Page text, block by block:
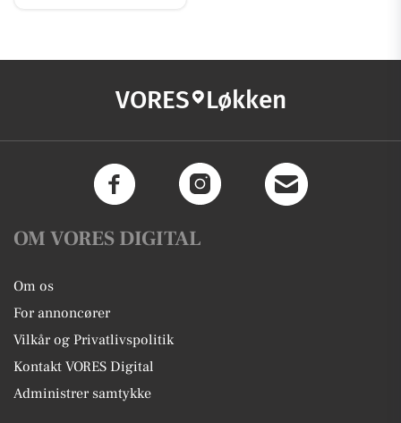
VORES Løkken
OM VORES DIGITAL
Om os
For annoncører
Vilkår og Privatlivspolitik
Kontakt VORES Digital
Administrer samtykke